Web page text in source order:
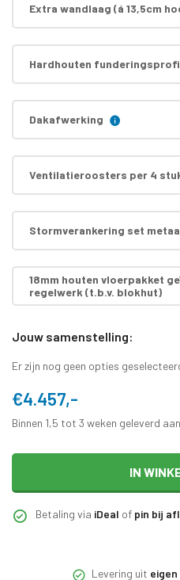
Extra wandlaag (á 13,5cm
Hardhouten
Dakafwerking
Ventilatieroosters per 4
Stormverankering set
18mm houten vloerpakket
regelwerk (t.b.v. blokhut)
Jouw samenstelling:
Er zijn nog geen opties
€4.457,-
Binnen 1,5 tot 3 weken geleverd
IN
Betaling via iDeal of pin bij
Levering uit